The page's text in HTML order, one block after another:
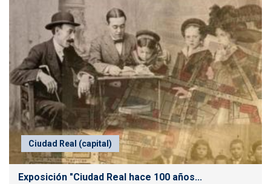
Ciudad Real (capital)
Exposición "Ciudad Real hace 100 años...